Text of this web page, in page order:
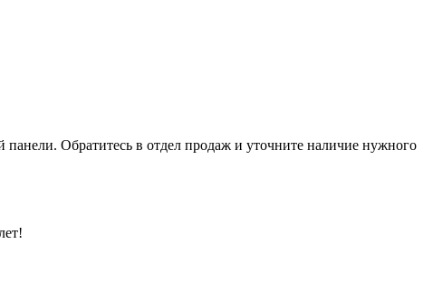
Обратитесь в отдел продаж и уточните наличие нужного